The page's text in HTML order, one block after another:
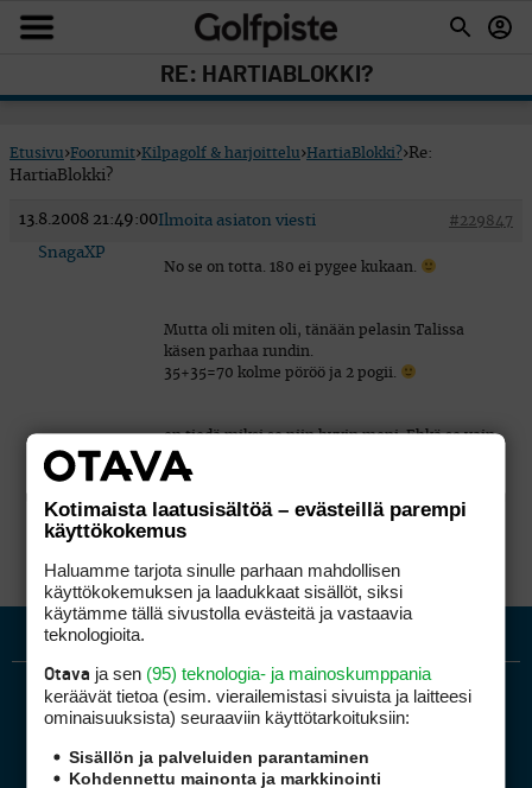
RE: HARTIABLOKKI?
Etusivu›Foorumit›Kilpagolf & harjoittelu›HartiaBlokki?›Re:
HartiaBlokki?
13.8.2008 21:49:00 #229847
Ilmoita asiaton viesti
SnagaXP
No se on totta. 180 ei pygee kukaan.
Mutta oli miten oli, tänään pelasin Talissa
käsen parhaa rundin.
35+35=70 kolme pöröö ja 2 pogii.
en tiedä miksi se niin hyvin meni. Ehkä se vain
meni….
Kotimaista laatusisältöä – evästeillä parempi
käyttökokemus
Haluamme tarjota sinulle parhaan mahdollisen
käyttökokemuksen ja laadukkaat sisällöt, siksi
käytämme tällä sivustolla evästeitä ja vastaavia
teknologioita.
Otava ja sen (95) teknologia- ja mainoskumppania
keräävät tietoa (esim. vierailemis­tasi sivuista ja laitteesi
ominaisuuk­sista) seuraaviin käyttötarkoituksiin:
Sisällön ja palveluiden parantaminen
Kohdennettu mainonta ja markkinointi